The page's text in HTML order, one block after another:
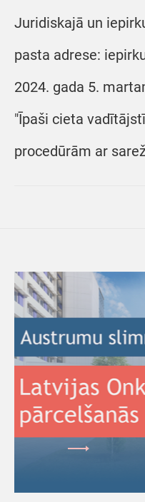
Juridiskajā un
pasta adrese:
2024. gada 5.
"Īpaši cieta
procedūrām ar